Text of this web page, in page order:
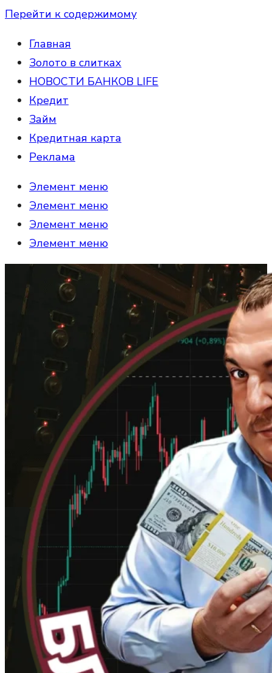
Перейти к содержимому
Главная
Золото в слитках
НОВОСТИ БАНКОВ LIFE
Кредит
Займ
Кредитная карта
Реклама
Элемент меню
Элемент меню
Элемент меню
Элемент меню